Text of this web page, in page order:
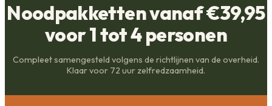
Noodpakketten vanaf €39,95
voor 1 tot 4 personen
Compleet samengesteld volgens de richtlijnen van de overheid.
Klaar voor 72 uur zelfredzaamheid.